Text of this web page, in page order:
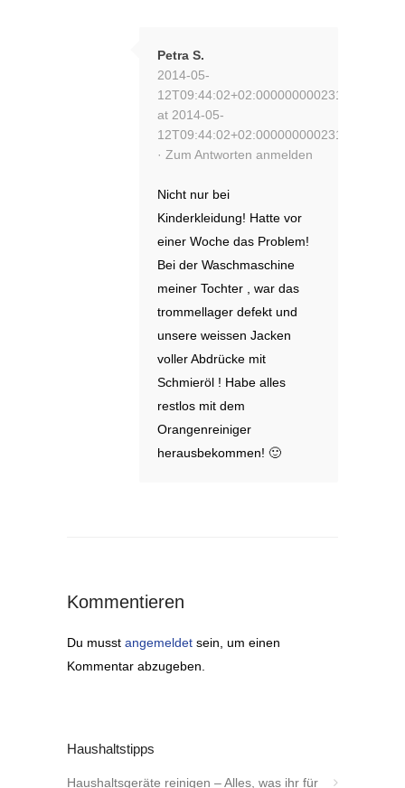
Petra S.
2014-05-
12T09:44:02+02:000000000231201405
at 2014-05-
12T09:44:02+02:000000000231201405
· Zum Antworten anmelden
Nicht nur bei
Kinderkleidung! Hatte vor
einer Woche das Problem!
Bei der Waschmaschine
meiner Tochter , war das
trommellager defekt und
unsere weissen Jacken
voller Abdrücke mit
Schmieröl ! Habe alles
restlos mit dem
Orangenreiniger
herausbekommen! 🙂
Kommentieren
Du musst angemeldet sein, um einen
Kommentar abzugeben.
Haushaltstipps
Haushaltsgeräte reinigen – Alles, was ihr für